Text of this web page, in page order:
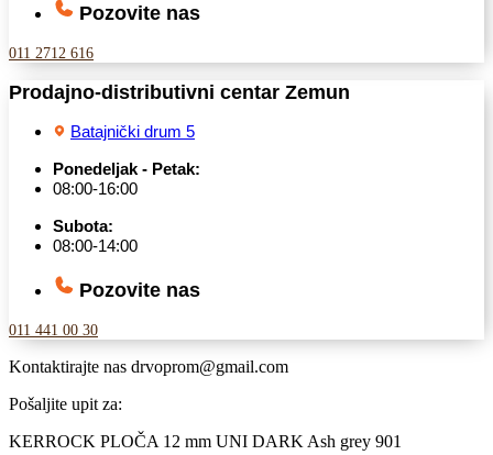
Pozovite nas
011 2712 616
Prodajno-distributivni centar Zemun
Batajnički drum 5
Ponedeljak - Petak:
08:00-16:00
Subota:
08:00-14:00
Pozovite nas
011 441 00 30
Kontaktirajte nas drvoprom@gmail.com
Pošaljite upit za:
KERROCK PLOČA 12 mm UNI DARK Ash grey 901